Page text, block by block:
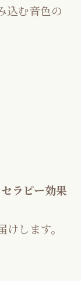
込む音色の
ラピー効果
します。